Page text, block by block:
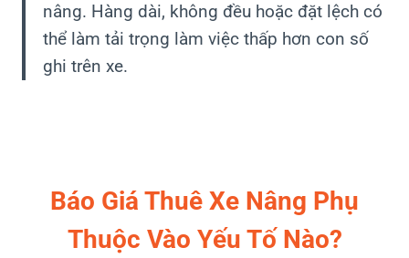
nâng. Hàng dài, không đều hoặc đặt lệch có
thể làm tải trọng làm việc thấp hơn con số
ghi trên xe.
Báo Giá Thuê Xe Nâng Phụ
Thuộc Vào Yếu Tố Nào?